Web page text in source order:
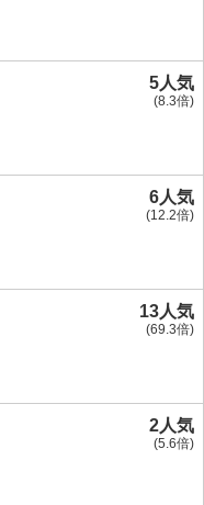
5人気
(8.3倍)
6人気
(12.2倍)
13人気
(69.3倍)
2人気
(5.6倍)